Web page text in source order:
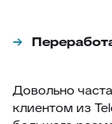
Довольно
клиентом из